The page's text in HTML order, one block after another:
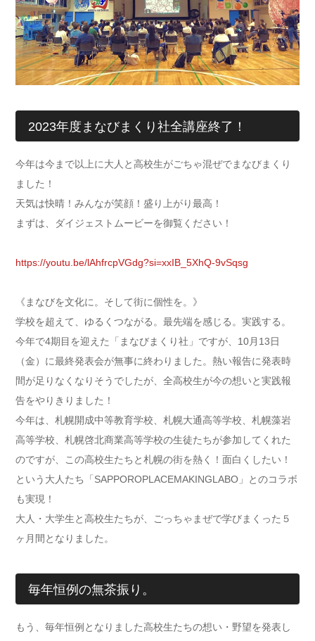
2023年度まなびまくり社全講座終了！
今年は今まで以上に大人と高校生がごちゃ混ぜでまなびまくり
ました！
天気は快晴！みんなが笑顔！盛り上がり最高！
まずは、ダイジェストムービーを御覧ください！
https://youtu.be/lAhfrcpVGdg?si=xxIB_5XhQ-9vSqsg
《まなびを文化に。そして街に個性を。》
学校を超えて、ゆるくつながる。最先端を感じる。実践する。
今年で4期目を迎えた「まなびまくり社」ですが、10月13日
（金）に最終発表会が無事に終わりました。熱い報告に発表時
間が足りなくなりそうでしたが、全高校生が今の想いと実践報
告をやりきりました！
今年は、札幌開成中等教育学校、札幌大通高等学校、札幌藻岩
高等学校、札幌啓北商業高等学校の生徒たちが参加してくれた
のですが、この高校生たちと札幌の街を熱く！面白くしたい！
という大人たち「SAPPOROPLACEMAKINGLABO」とのコラボ
も実現！
大人・大学生と高校生たちが、ごっちゃまぜで学びまくった５
ヶ月間となりました。
毎年恒例の無茶振り。
もう、毎年恒例となりました高校生たちの想い・野望を発表し